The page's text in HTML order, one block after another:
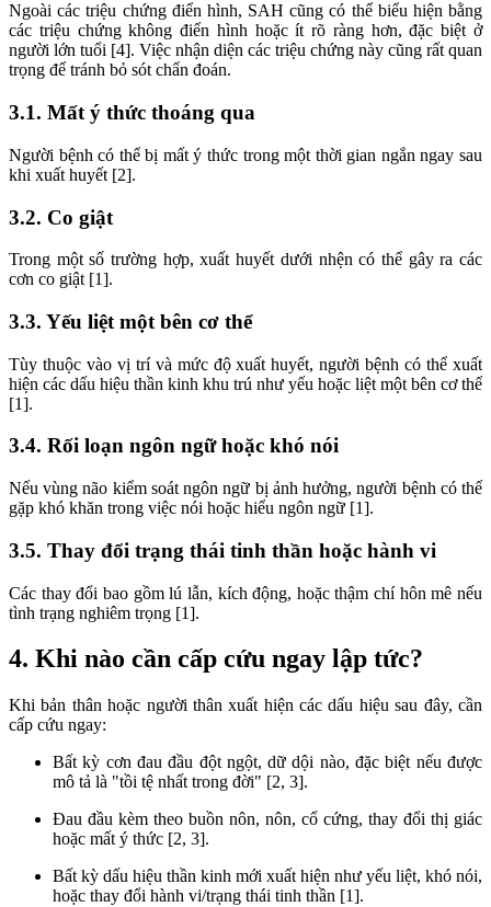
Ngoài các triệu chứng điển hình, SAH cũng có thể biểu hiện bằng
các triệu chứng không điển hình hoặc ít rõ ràng hơn, đặc biệt ở
người lớn tuổi [4]. Việc nhận diện các triệu chứng này cũng rất quan
trọng để tránh bỏ sót chẩn đoán.
3.1. Mất ý thức thoáng qua
Người bệnh có thể bị mất ý thức trong một thời gian ngắn ngay sau
khi xuất huyết [2].
3.2. Co giật
Trong một số trường hợp, xuất huyết dưới nhện có thể gây ra các
cơn co giật [1].
3.3. Yếu liệt một bên cơ thể
Tùy thuộc vào vị trí và mức độ xuất huyết, người bệnh có thể xuất
hiện các dấu hiệu thần kinh khu trú như yếu hoặc liệt một bên cơ thể
[1].
3.4. Rối loạn ngôn ngữ hoặc khó nói
Nếu vùng não kiểm soát ngôn ngữ bị ảnh hưởng, người bệnh có thể
gặp khó khăn trong việc nói hoặc hiểu ngôn ngữ [1].
3.5. Thay đổi trạng thái tinh thần hoặc hành vi
Các thay đổi bao gồm lú lẫn, kích động, hoặc thậm chí hôn mê nếu
tình trạng nghiêm trọng [1].
4. Khi nào cần cấp cứu ngay lập tức?
Khi bản thân hoặc người thân xuất hiện các dấu hiệu sau đây, cần
cấp cứu ngay:
Bất kỳ cơn đau đầu đột ngột, dữ dội nào, đặc biệt nếu được
mô tả là "tồi tệ nhất trong đời" [2, 3].
Đau đầu kèm theo buồn nôn, nôn, cổ cứng, thay đổi thị giác
hoặc mất ý thức [2, 3].
Bất kỳ dấu hiệu thần kinh mới xuất hiện như yếu liệt, khó nói,
hoặc thay đổi hành vi/trạng thái tinh thần [1].